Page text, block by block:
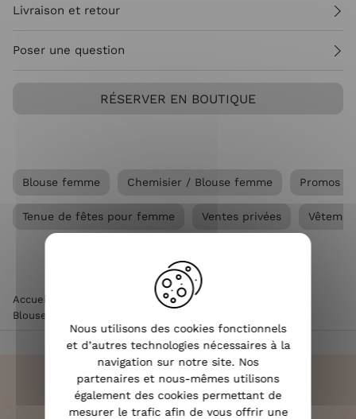
Livraison et retour
Poser une question
RÉSERVER EN BOUTIQUE
Blouse femme Chemisier / Blouse femme Promos
Tenue de fêtes pour femme Ventes privées
Accueil >Chemisier / Blouse femme
Blouse femme
Nous utilisons des cookies fonctionnels
et d’autres technologies nécessaires à la
navigation sur notre site. Nos
partenaires et nous-mêmes utilisons
également des cookies permettant de
mesurer le trafic afin de vous offrir une